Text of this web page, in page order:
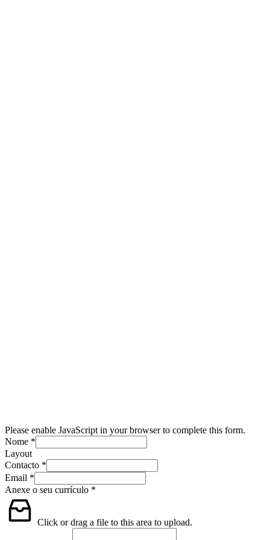
Please enable JavaScript in your browser to complete this form.
Nome *
Layout
Contacto *
Email *
Anexe o seu currículo *
Click or drag a file to this area to upload.